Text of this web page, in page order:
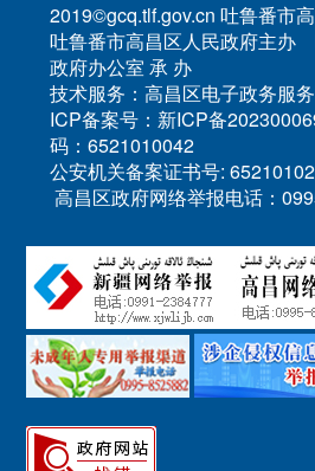
2019©gcq.tlf.gov.cn 吐鲁番市
吐鲁番市高昌区人民政府主办
政府办公室 承 办
技术服务：高昌区电子政务服
ICP备案号：新ICP备
码：6521010042
公安机关备案证书号:
高昌区政府网络举报电话：